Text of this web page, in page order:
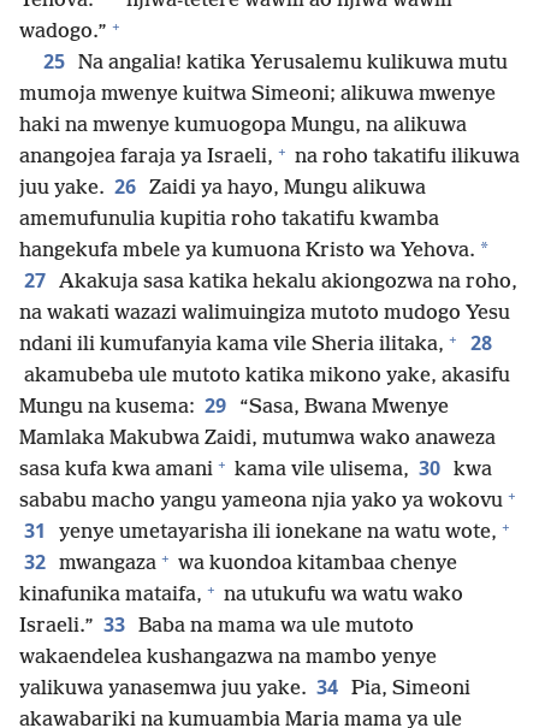
wadogo.” +
25 Na angalia! katika Yerusalemu kulikuwa mutu
mumoja mwenye kuitwa Simeoni; alikuwa mwenye
haki na mwenye kumuogopa Mungu, na alikuwa
anangojea faraja ya Israeli, + na roho takatifu ilikuwa
juu yake. 26 Zaidi ya hayo, Mungu alikuwa
amemufunulia kupitia roho takatifu kwamba
hangekufa mbele ya kumuona Kristo wa Yehova. *
27 Akakuja sasa katika hekalu akiongozwa na roho,
na wakati wazazi walimuingiza mutoto mudogo Yesu
ndani ili kumufanyia kama vile Sheria ilitaka, + 28
akamubeba ule mutoto katika mikono yake, akasifu
Mungu na kusema: 29
“Sasa, Bwana Mwenye
Mamlaka Makubwa Zaidi, mutumwa wako anaweza
sasa kufa kwa amani + kama vile ulisema, 30 kwa
sababu macho yangu yameona njia yako ya wokovu +
31 yenye umetayarisha ili ionekane na watu wote, +
32 mwangaza + wa kuondoa kitambaa chenye
kinafunika mataifa, + na utukufu wa watu wako
Israeli.” 33 Baba na mama wa ule mutoto
wakaendelea kushangazwa na mambo yenye
yalikuwa yanasemwa juu yake. 34 Pia, Simeoni
akawabariki na kumuambia Maria mama ya ule